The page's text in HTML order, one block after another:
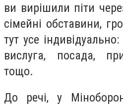
ви вирішили піти
сімейні обставини,
тут усе
вислуга, посада,
тощо.
До речі, у